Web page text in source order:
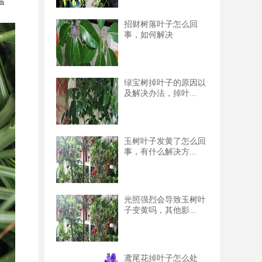
招财树落叶子怎么回
事，如何解决
绿宝树掉叶子的原因以
及解决办法，掉叶...
玉树叶子发黄了怎么回
事，有什么解决方...
光照强烈会导致玉树叶
子变黄吗，其他影...
鸢尾花掉叶子怎么处